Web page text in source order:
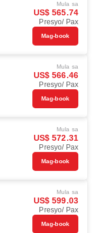
Mula sa
US$ 565.74
Presyo/ Pax
Mag-book
Mula sa
US$ 566.46
Presyo/ Pax
Mag-book
Mula sa
US$ 572.31
Presyo/ Pax
Mag-book
Mula sa
US$ 599.03
Presyo/ Pax
Mag-book